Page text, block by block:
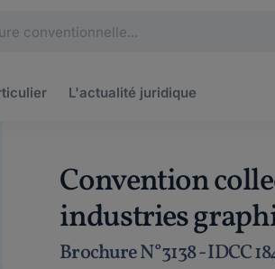
L'actualité juridique
Convention
industries
Brochure N°3138 - IDCC